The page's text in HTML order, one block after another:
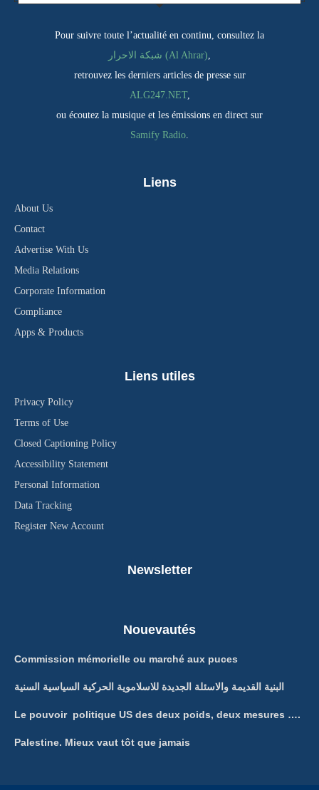
Pour suivre toute l’actualité en continu, consultez la
شبكة الاحرار (Al Ahrar),
retrouvez les derniers articles de presse sur
ALG247.NET,
ou écoutez la musique et les émissions en direct sur
Samify Radio.
Liens
About Us
Contact
Advertise With Us
Media Relations
Corporate Information
Compliance
Apps & Products
Liens utiles
Privacy Policy
Terms of Use
Closed Captioning Policy
Accessibility Statement
Personal Information
Data Tracking
Register New Account
Newsletter
Nouevautés
Commission mémorielle ou marché aux puces
البنية القديمة والاسئلة الجديدة للاسلاموية الحركية السياسية السنية
Le pouvoir politique US des deux poids, deux mesures ….
Palestine. Mieux vaut tôt que jamais